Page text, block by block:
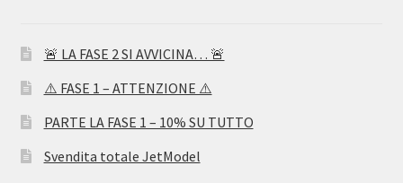
🚨 LA FASE 2 SI AVVICINA… 🚨
⚠️ FASE 1 – ATTENZIONE ⚠️
PARTE LA FASE 1 – 10% SU TUTTO
Svendita totale JetModel